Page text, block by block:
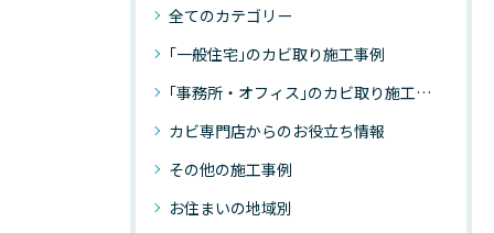
全てのカテゴリー
｢一般住宅｣のカビ取り施工事例
｢事務所・オフィス｣のカビ取り施工事例
カビ専門店からのお役立ち情報
その他の施工事例
お住まいの地域別